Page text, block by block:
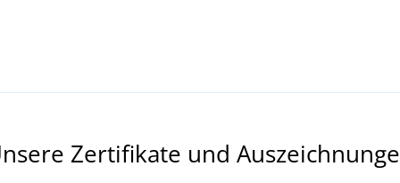
Zertifikate und